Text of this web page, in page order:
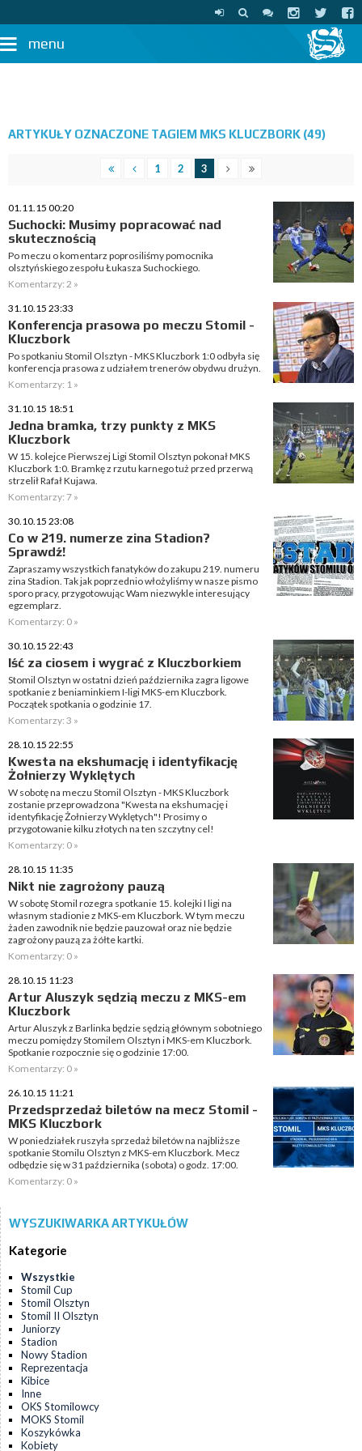
menu
ARTYKUŁY OZNACZONE TAGIEM MKS KLUCZBORK (49)
1 2 3
01.11.15 00:20
Suchocki: Musimy popracować nad
skutecznością
Po meczu o komentarz poprosiliśmy pomocnika
olsztyńskiego zespołu Łukasza Suchockiego.
Komentarzy: 2 »
31.10.15 23:33
Konferencja prasowa po meczu Stomil -
Kluczbork
Po spotkaniu Stomil Olsztyn - MKS Kluczbork 1:0 odbyła się
konferencja prasowa z udziałem trenerów obydwu drużyn.
Komentarzy: 1 »
31.10.15 18:51
Jedna bramka, trzy punkty z MKS
Kluczbork
W 15. kolejce Pierwszej Ligi Stomil Olsztyn pokonał MKS
Kluczbork 1:0. Bramkę z rzutu karnego tuż przed przerwą
strzelił Rafał Kujawa.
Komentarzy: 7 »
30.10.15 23:08
Co w 219. numerze zina Stadion?
Sprawdź!
Zapraszamy wszystkich fanatyków do zakupu 219. numeru
zina Stadion. Tak jak poprzednio włożyliśmy w nasze pismo
sporo pracy, przygotowując Wam niezwykle interesujący
egzemplarz.
Komentarzy: 0 »
30.10.15 22:43
Iść za ciosem i wygrać z Kluczborkiem
Stomil Olsztyn w ostatni dzień października zagra ligowe
spotkanie z beniaminkiem I-ligi MKS-em Kluczbork.
Początek spotkania o godzinie 17.
Komentarzy: 3 »
28.10.15 22:55
Kwesta na ekshumację i identyfikację
Żołnierzy Wyklętych
W sobotę na meczu Stomil Olsztyn - MKS Kluczbork
zostanie przeprowadzona "Kwesta na ekshumację i
identyfikację Żołnierzy Wyklętych"! Prosimy o
przygotowanie kilku złotych na ten szczytny cel!
Komentarzy: 0 »
28.10.15 11:35
Nikt nie zagrożony pauzą
W sobotę Stomil rozegra spotkanie 15. kolejki I ligi na
własnym stadionie z MKS-em Kluczbork. W tym meczu
żaden zawodnik nie będzie pauzował oraz nie będzie
zagrożony pauzą za żółte kartki.
Komentarzy: 0 »
28.10.15 11:23
Artur Aluszyk sędzią meczu z MKS-em
Kluczbork
Artur Aluszyk z Barlinka będzie sędzią głównym sobotniego
meczu pomiędzy Stomilem Olsztyn i MKS-em Kluczbork.
Spotkanie rozpocznie się o godzinie 17:00.
Komentarzy: 0 »
26.10.15 11:21
Przedsprzedaż biletów na mecz Stomil -
MKS Kluczbork
W poniedziałek ruszyła sprzedaż biletów na najbliższe
spotkanie Stomilu Olsztyn z MKS-em Kluczbork. Mecz
odbędzie się w 31 października (sobota) o godz. 17:00.
Komentarzy: 0 »
WYSZUKIWARKA ARTYKUŁÓW
Kategorie
Wszystkie
Stomil Cup
Stomil Olsztyn
Stomil II Olsztyn
Juniorzy
Stadion
Nowy Stadion
Reprezentacja
Kibice
Inne
OKS Stomilowcy
MOKS Stomil
Koszykówka
Kobiety